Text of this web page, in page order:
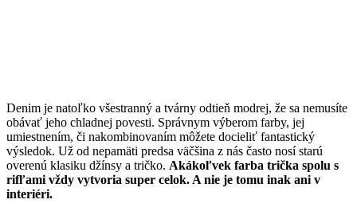
Denim je natoľko všestranný a tvárny odtieň modrej, že sa nemusíte
obávať jeho chladnej povesti. Správnym výberom farby, jej
umiestnením, či nakombinovaním môžete docieliť fantastický
výsledok. Už od nepamäti predsa väčšina z nás často nosí starú
overenú klasiku džínsy a tričko. Akákoľvek farba trička spolu s
rifľami vždy vytvoria super celok. A nie je tomu inak ani v
interiéri.